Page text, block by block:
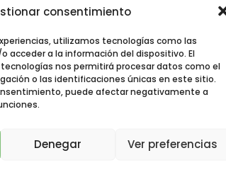
consentimiento
utilizamos tecnologías como las
acceder a la información del dispositivo. El
nos permitirá procesar datos como el
o las identificaciones únicas en este sitio.
puede afectar negativamente a
Denegar Ver preferencias
NOUS